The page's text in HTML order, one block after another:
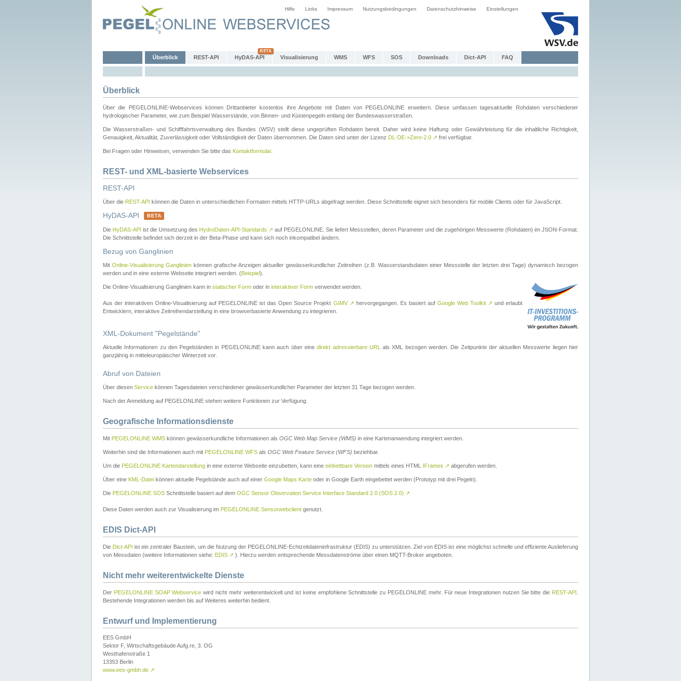
Hilfe Links Impressum Nutzungsbedingungen Datenschutzhinweise Einstellungen
Überblick REST-API HyDAS-API Visualisierung WMS WFS SOS Downloads Dict-API FAQ
Überblick
Über die PEGELONLINE-Webservices können Drittanbieter kostenlos ihre Angebote mit Daten von PEGELONLINE erweitern. Diese umfassen tagesaktuelle Rohdaten verschiedener
hydrologischer Parameter, wie zum Beispiel Wasserstände, von Binnen- und Küstenpegeln entlang der Bundeswasserstraßen.
Die Wasserstraßen- und Schifffahrtsverwaltung des Bundes (WSV) stellt diese ungeprüften Rohdaten bereit. Daher wird keine Haftung oder Gewährleistung für die inhaltliche Richtigkeit,
Genauigkeit, Aktualität, Zuverlässigkeit oder Vollständigkeit der Daten übernommen. Die Daten sind unter der Lizenz DL-DE->Zero-2.0 ↗ frei verfügbar.
Bei Fragen oder Hinweisen, verwenden Sie bitte das Kontaktformular.
REST- und XML-basierte Webservices
REST-API
Über die REST-API können die Daten in unterschiedlichen Formaten mittels HTTP-URLs abgefragt werden. Diese Schnittstelle eignet sich besonders für mobile Clients oder für JavaScript.
HyDAS-API BETA
Die HyDAS-API ist die Umsetzung des HydroDaten-API-Standards ↗ auf PEGELONLINE. Sie liefert Messstellen, deren Parameter und die zugehörigen Messwerte (Rohdaten) im JSON-Format.
Die Schnittstelle befindet sich derzeit in der Beta-Phase und kann sich noch inkompatibel ändern.
Bezug von Ganglinien
MitOnline-Visualisierung Ganglinien können grafische Anzeigen aktueller gewässerkundlicher Zeitreihen (z.B. Wasserstandsdaten einer Messstelle der letzten drei Tage) dynamisch bezogen
werden und in eine externe Webseite integriert werden. (Beispiel).
Die Online-Visualisierung Ganglinien kann in statischer Form oder in interaktiver Form verwendet werden.
Aus der interaktiven Online-Visualisierung auf PEGELONLINE ist das Open Source Projekt GIMV ↗ hervorgegangen. Es basiert auf Google Web Toolkit ↗ und erlaubt
Entwicklern, interaktive Zeitreihendarstellung in eine browserbasierte Anwendung zu integrieren.
XML-Dokument "Pegelstände"
Aktuelle Informationen zu den Pegelständen in PEGELONLINE kann auch über einedirekt adressierbare URL
als XML bezogen werden. Die Zeitpunkte der aktuellen Messwerte liegen hier
ganzjährig in mitteleuropäischer Winterzeit vor.
Abruf von Dateien
Über diesen Service können Tagesdateien verschiedener gewässerkundlicher Parameter der letzten 31 Tage bezogen werden.
Nach der Anmeldung auf PEGELONLINE stehen weitere Funktionen zur Verfügung.
Geografische Informationsdienste
Mit PEGELONLINE WMS können gewässerkundliche Informationen als OGC Web Map Service (WMS) in eine Kartenanwendung integriert werden.
Weiterhin sind die Informationen auch mit PEGELONLINE WFS als OGC Web Feature Service (WFS) beziehbar.
Um die PEGELONLINE Kartendarstellung in eine externe Webseite einzubetten, kann eine einbettbare Version mittels eines HTML IFrames ↗ abgerufen werden.
Über eine KML-Datei können aktuelle Pegelstände auch auf einer Google Maps Karte oder in Google Earth eingebettet werden (Prototyp mit drei Pegeln).
Die PEGELONLINE SOS Schnittstelle basiert auf dem OGC Sensor Observation Service Interface Standard 2.0 (SOS 2.0) ↗
Diese Daten werden auch zur Visualisierung im PEGELONLINE Sensorwebclient genutzt.
EDIS Dict-API
Die Dict-API ist ein zentraler Baustein, um die Nutzung der PEGELONLINE-Echtzeitdateninfrastruktur (EDIS) zu unterstützen. Ziel von EDIS ist eine möglichst schnelle und effiziente Auslieferung
von Messdaten (weitere Informationen siehe: EDIS ↗ ). Hierzu werden entsprechende Messdatenströme über einen MQTT-Broker angeboten.
Nicht mehr weiterentwickelte Dienste
Der PEGELONLINE SOAP Webservice wird nicht mehr weiterentwickelt und ist keine empfohlene Schnittstelle zu PEGELONLINE mehr. Für neue Integrationen nutzen Sie bitte die REST-API
Bestehende Integrationen werden bis auf Weiteres weiterhin bedient.
Entwurf und Implementierung
EES GmbH
Sektor F, Wirtschaftsgebäude Aufg.re, 3. OG
Westhafenstraße 1
13353 Berlin
www.ees-gmbh.de ↗